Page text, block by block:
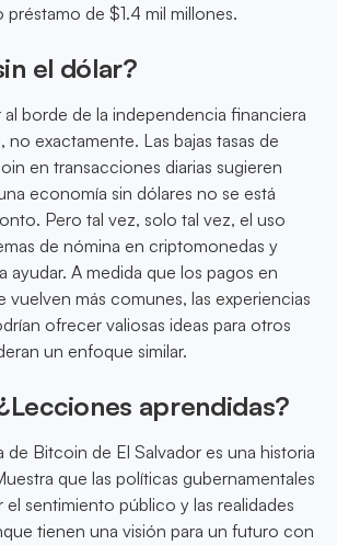
préstamo de $1.4 mil millones.
el dólar?
al borde de la independencia financiera
no exactamente. Las bajas tasas de
en transacciones diarias sugieren
economía sin dólares no se está
Pero tal vez, solo tal vez, el uso
de nómina en criptomonedas y
ayudar. A medida que los pagos en
vuelven más comunes, las experiencias
ofrecer valiosas ideas para otros
un enfoque similar.
aprendidas?
de Bitcoin de El Salvador es una historia
que las políticas gubernamentales
sentimiento público y las realidades
tienen una visión para un futuro con